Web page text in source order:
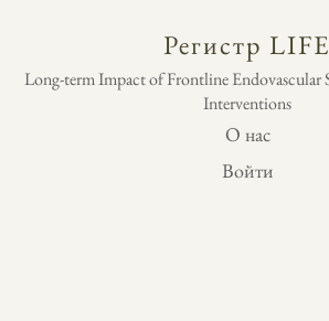
Регистр LIFE
Long-term Impact of Frontline Endovascular
Interventions
О нас
Войти